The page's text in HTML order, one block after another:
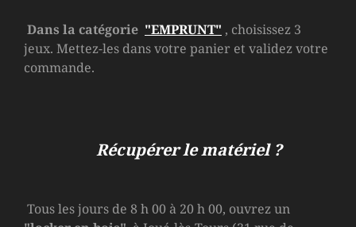
Dans la catégorie "EMPRUNT" , choisissez 3
jeux. Mettez-les dans votre panier et validez votre
commande.
Récupérer le matériel ?
Tous les jours de 8 h 00 à 20 h 00, ouvrez un